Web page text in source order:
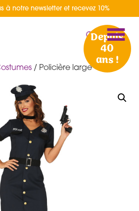
à notre newsletter et recevez 10%
Depuis
40
ans !
/ Policière large